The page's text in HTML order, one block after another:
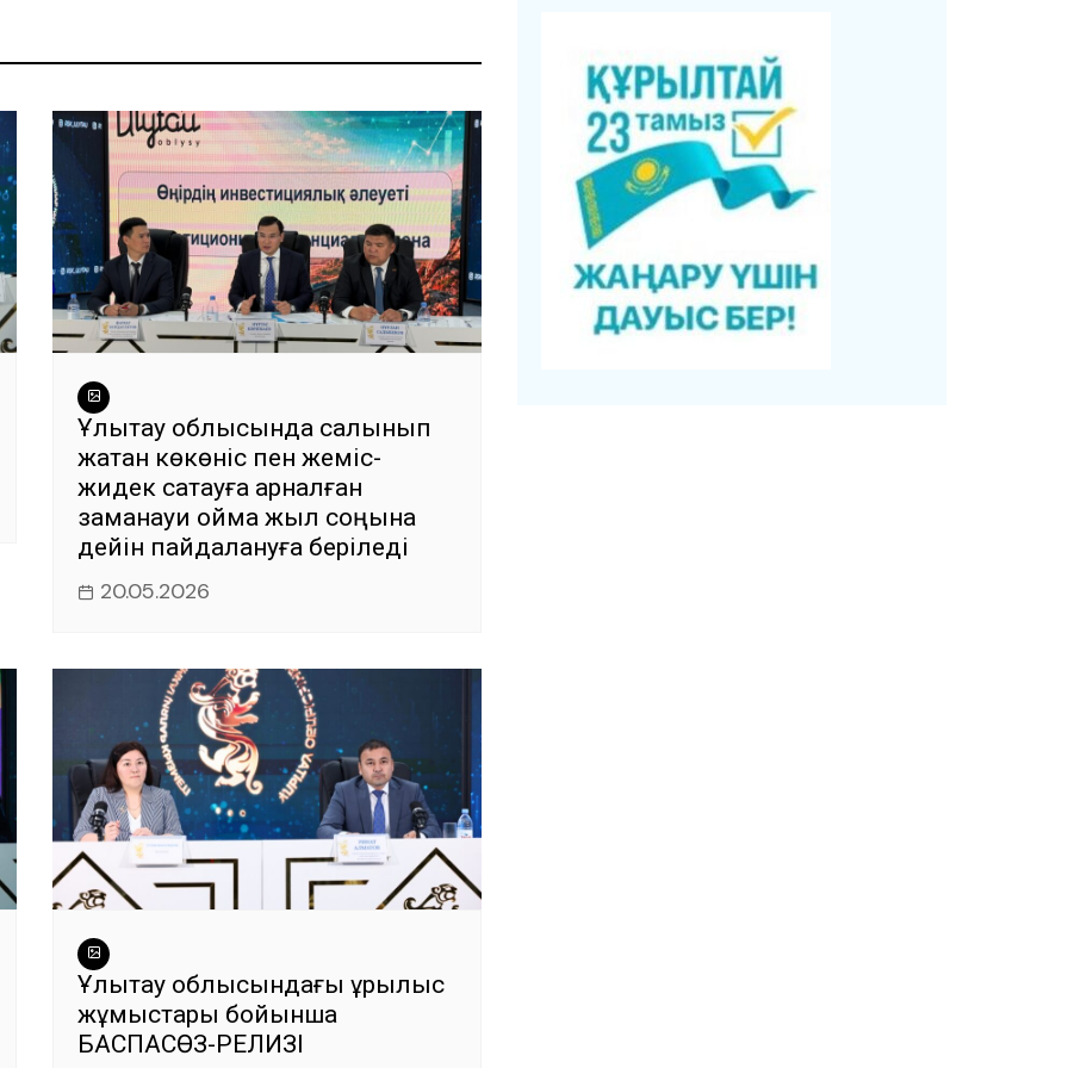
Ұлытау облысында салынып
жатқан көкөніс пен жеміс-
жидек сақтауға арналған
заманауи қойма жыл соңына
дейін пайдалануға беріледі
20.05.2026
Ұлытау облысындағы құрылыс
жұмыстары бойынша
БАСПАСӨЗ-РЕЛИЗІ